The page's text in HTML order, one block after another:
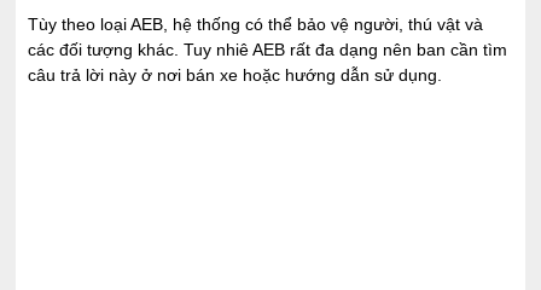
Tùy theo loại AEB, hệ thống có thể bảo vệ người, thú vật và
các đối tượng khác. Tuy nhiê AEB rất đa dạng nên ban cần tìm
câu trả lời này ở nơi bán xe hoặc hướng dẫn sử dụng.